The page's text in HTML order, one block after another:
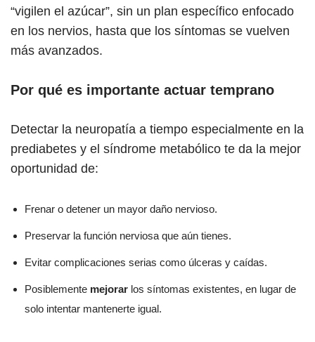
“vigilen el azúcar”, sin un plan específico enfocado
en los nervios, hasta que los síntomas se vuelven
más avanzados.
Por qué es importante actuar temprano
Detectar la neuropatía a tiempo especialmente en la
prediabetes y el síndrome metabólico te da la mejor
oportunidad de:
Frenar o detener un mayor daño nervioso.
Preservar la función nerviosa que aún tienes.
Evitar complicaciones serias como úlceras y caídas.
Posiblemente mejorar los síntomas existentes, en lugar de
solo intentar mantenerte igual.